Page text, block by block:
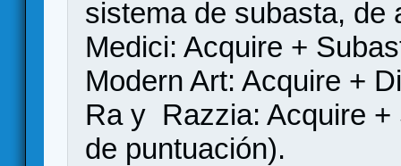
sistema de subasta, de
Medici: Acquire +
Modern Art: Acquire +
Ra y Razzia: Acquire +
de puntuación).